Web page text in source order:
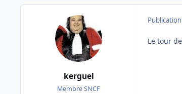
kerguel
Membre SNCF
Le tour